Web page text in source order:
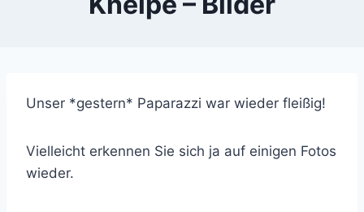
Unser *gestern* Paparazzi war wieder fleißig!
Vielleicht erkennen Sie sich ja auf einigen Fotos
wieder.